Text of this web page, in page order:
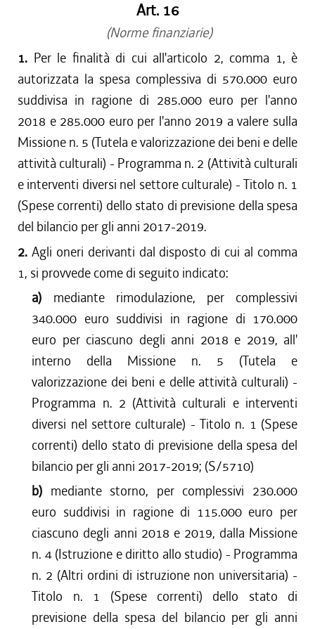
Art. 16
(Norme finanziarie)
1. Per le finalità di cui all'articolo 2, comma 1, è
autorizzata la spesa complessiva di 570.000 euro
suddivisa in ragione di 285.000 euro per l'anno
2018 e 285.000 euro per l'anno 2019 a valere sulla
Missione n. 5 (Tutela e valorizzazione dei beni e delle
attività culturali) - Programma n. 2 (Attività culturali
e interventi diversi nel settore culturale) - Titolo n. 1
(Spese correnti) dello stato di previsione della spesa
del bilancio per gli anni 2017-2019.
2. Agli oneri derivanti dal disposto di cui al comma
1, si provvede come di seguito indicato:
a) mediante rimodulazione, per complessivi
340.000 euro suddivisi in ragione di 170.000
euro per ciascuno degli anni 2018 e 2019, all'
interno della Missione n. 5 (Tutela e
valorizzazione dei beni e delle attività culturali) -
Programma n. 2 (Attività culturali e interventi
diversi nel settore culturale) - Titolo n. 1 (Spese
correnti) dello stato di previsione della spesa del
bilancio per gli anni 2017-2019; (S/5710)
b) mediante storno, per complessivi 230.000
euro suddivisi in ragione di 115.000 euro per
ciascuno degli anni 2018 e 2019, dalla Missione
n. 4 (Istruzione e diritto allo studio) - Programma
n. 2 (Altri ordini di istruzione non universitaria) -
Titolo n. 1 (Spese correnti) dello stato di
previsione della spesa del bilancio per gli anni